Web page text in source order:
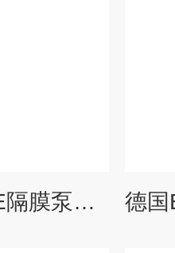
艾可勒ECKERLE隔膜泵基础工作性能